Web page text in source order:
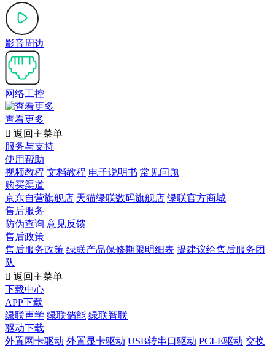
影音周边
网络工控
查看更多
 返回主菜单
服务与支持
使用帮助
视频教程 文档教程 电子说明书 常见问题
购买渠道
京东自营旗舰店 天猫绿联数码旗舰店 绿联官方商城
售后服务
防伪查询 意见反馈
售后政策
售后服务政策 绿联产品保修期限明细表 提建议给售后服务团
队
 返回主菜单
下载中心
APP下载
绿联声学 绿联储能 绿联智联
驱动下载
外置网卡驱动 外置显卡驱动 USB转串口驱动 PCI-E驱动 交换